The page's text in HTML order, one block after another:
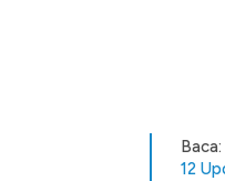
Baca:
12